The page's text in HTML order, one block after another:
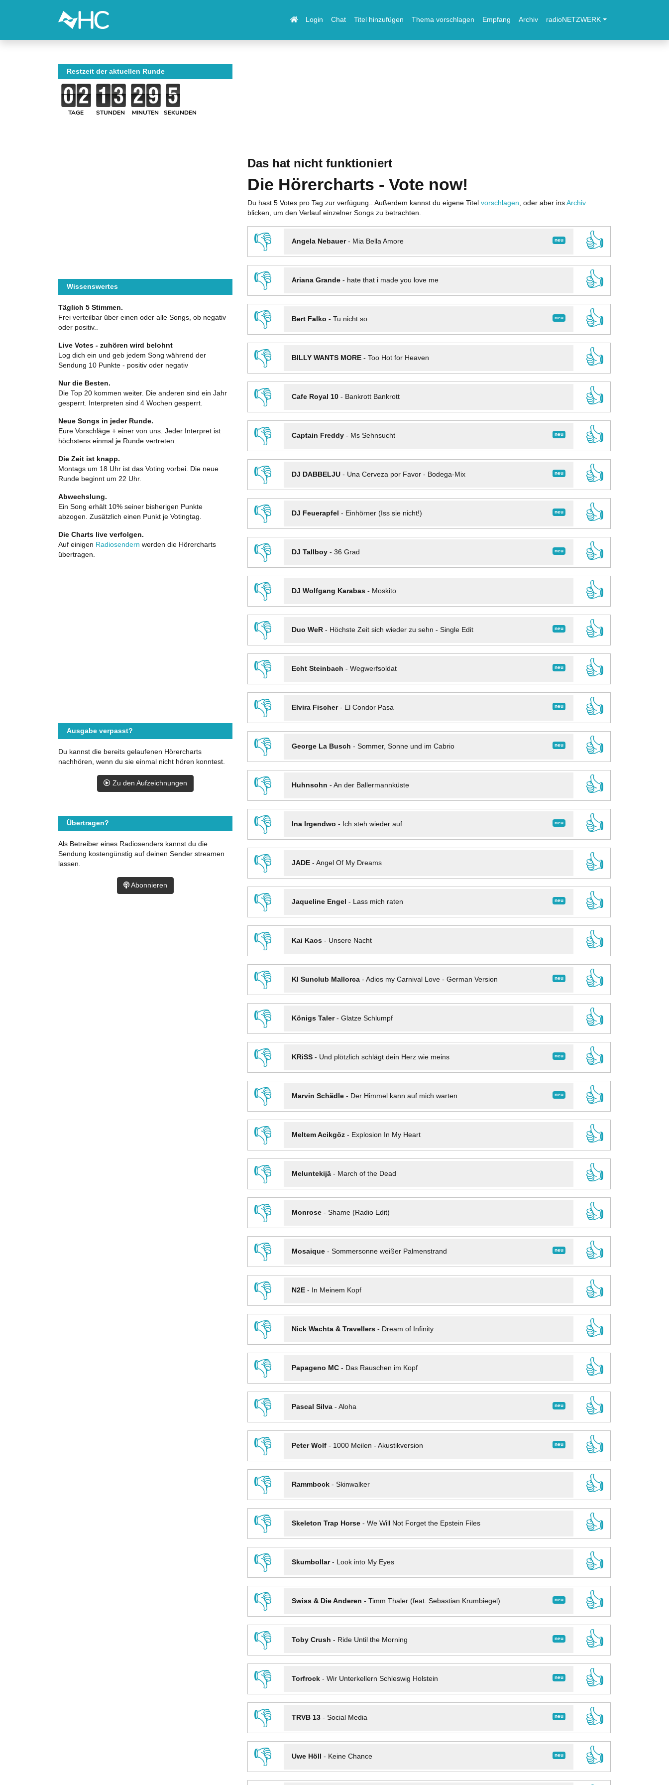
Login Chat Titel hinzufügen Thema vorschlagen Empfang Archiv radioNETZWERK
Das hat nicht funktioniert
Die Hörercharts - Vote now!
Du hast 5 Votes pro Tag zur verfügung.. Außerdem kannst du eigene Titel vorschlagen , oder aber ins Archiv
blicken, um den Verlauf einzelner Songs zu betrachten.
👎 neu
Angela Nebauer- Mia Bella Amore
👍
👎
Ariana Grande- hate that i made you love me
👍
👎
neu
Bert Falko - Tu nicht so
👍
👎
BILLY WANTS MORE- Too Hot for Heaven
👍
👎
Cafe Royal 10- Bankrott Bankrott
👍
👎
neu
Captain Freddy- Ms Sehnsucht
👍
👎
neu
DJ DABBELJU- Una Cerveza por Favor - Bodega-Mix
👍
👎
neu
DJ Feuerapfel - Einhörner (Iss sie nicht!)
👍
👎
neu
DJ Tallboy- 36 Grad
👍
👎
DJ Wolfgang Karabas- Moskito
👍
👎
neu
Duo WeR- Höchste Zeit sich wieder zu sehn - Single Edit
👍
👎
neu
Echt Steinbach - Wegwerfsoldat
👍
👎
neu
Elvira Fischer- El Condor Pasa
👍
👎
neu
George La Busch - Sommer, Sonne und im Cabrio
👍
👎
Huhnsohn - An der Ballermannküste
👍
👎
neu
Ina Irgendwo - Ich steh wieder auf
👍
👎
JADE- Angel Of My Dreams
👍
👎
neu
Jaqueline Engel - Lass mich raten
👍
👎
Kai Kaos- Unsere Nacht
👍
👎
neu
KI Sunclub Mallorca- Adios my Carnival Love - German Version
👍
👎
Königs Taler- Glatze Schlumpf
👍
👎
neu
KRiSS- Und plötzlich schlägt dein Herz wie meins
👍
👎
neu
Marvin Schädle- Der Himmel kann auf mich warten
👍
👎
Meltem Acikgöz- Explosion In My Heart
👍
👎
Meluntekijä- March of the Dead
👍
👎
Monrose- Shame (Radio Edit)
👍
👎
neu
Mosaique- Sommersonne weißer Palmenstrand
👍
👎
N2E- In Meinem Kopf
👍
👎
Nick Wachta & Travellers- Dream of Infinity
👍
👎
Papageno MC- Das Rauschen im Kopf
👍
👎
neu
Pascal Silva- Aloha
👍
👎
neu
Peter Wolf- 1000 Meilen - Akustikversion
👍
👎
Rammbock- Skinwalker
👍
👎
Skeleton Trap Horse- We Will Not Forget the Epstein Files
👍
👎
Skumbollar- Look into My Eyes
👍
👎
neu
Swiss & Die Anderen - Timm Thaler (feat. Sebastian Krumbiegel)
👍
👎
neu
Toby Crush - Ride Until the Morning
👍
👎
neu
Torfrock- Wir Unterkellern Schleswig Holstein
👍
👎
neu
TRVB 13- Social Media
👍
👎
neu
Uwe Höll - Keine Chance
👍
Restzeit der aktuellen Runde
TAGE STUNDEN MINUTEN SEKUNDEN
Wissenswertes
Täglich 5 Stimmen.
Frei verteilbar über einen oder alle Songs, ob negativ
oder positiv..
Live Votes - zuhören wird belohnt
Log dich ein und geb jedem Song während der
Sendung 10 Punkte - positiv oder negativ
Nur die Besten.
Die Top 20 kommen weiter. Die anderen sind ein Jahr
gesperrt. Interpreten sind 4 Wochen gesperrt.
Neue Songs in jeder Runde.
Eure Vorschläge + einer von uns. Jeder Interpret ist
höchstens einmal je Runde vertreten.
Die Zeit ist knapp.
Montags um 18 Uhr ist das Voting vorbei. Die neue
Runde beginnt um 22 Uhr.
Abwechslung.
Ein Song erhält 10% seiner bisherigen Punkte
abzogen. Zusätzlich einen Punkt je Votingtag.
Die Charts live verfolgen.
Auf einigen Radiosendern werden die Hörercharts
übertragen.
Ausgabe verpasst?
Du kannst die bereits gelaufenen Hörercharts
nachhören, wenn du sie einmal nicht hören konntest.
Zu den Aufzeichnungen
Übertragen?
Als Betreiber eines Radiosenders kannst du die
Sendung kostengünstig auf deinen Sender streamen
lassen.
Abonnieren